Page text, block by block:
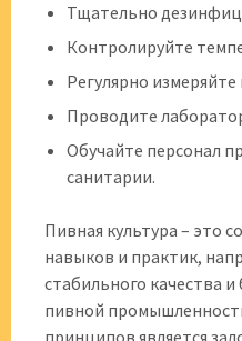
Тщательно
Контролируйте
Регулярно
Проводите
Обучайте персонал
санитарии.
Пивная культура – это
навыков и практик,
стабильного качества
пивной
принципов является